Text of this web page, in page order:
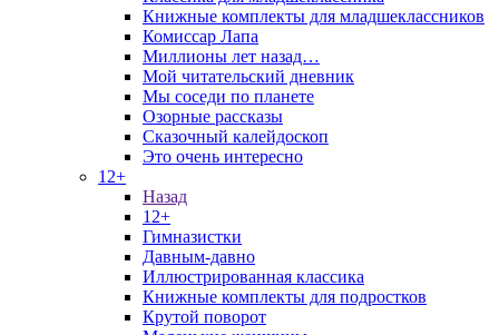
Книжные комплекты для младшеклассников
Комиссар Лапа
Миллионы лет назад…
Мой читательский дневник
Мы соседи по планете
Озорные рассказы
Сказочный калейдоскоп
Это очень интересно
12+
Назад
12+
Гимназистки
Давным-давно
Иллюстрированная классика
Книжные комплекты для подростков
Крутой поворот